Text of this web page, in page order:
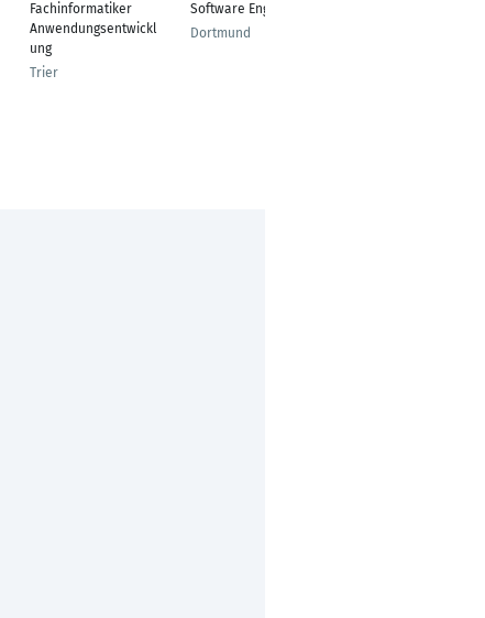
Fachinformatiker
Anwendungsentwickl
ung
Trier
Software Engineer
Dortmund